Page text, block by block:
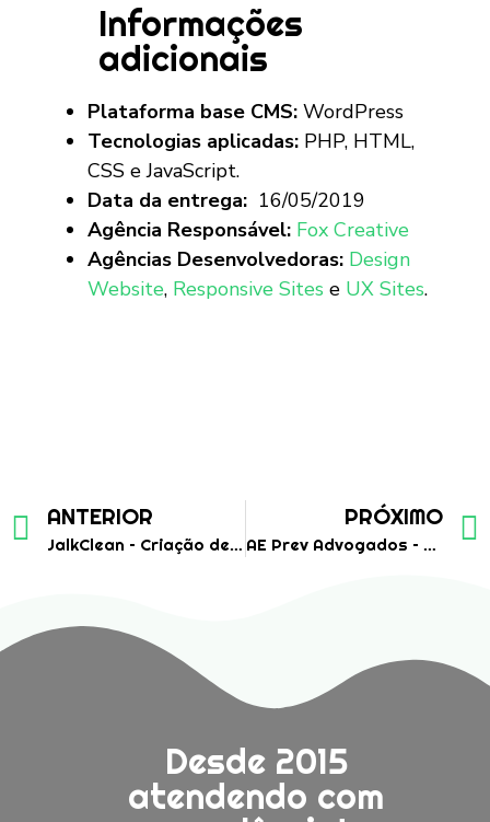
Informações
adicionais
Plataforma base CMS: WordPress
Tecnologias aplicadas: PHP, HTML,
CSS e JavaScript.
Data da entrega: 16/05/2019
Agência Responsável: Fox Creative
Agências Desenvolvedoras: Design
Website, Responsive Sites e UX Sites.
ANTERIOR
JalkClean – Criação de Site Institucional
PRÓXIMO
AE Prev Advogados – Criação de Site Institucional
Desde 2015
atendendo com